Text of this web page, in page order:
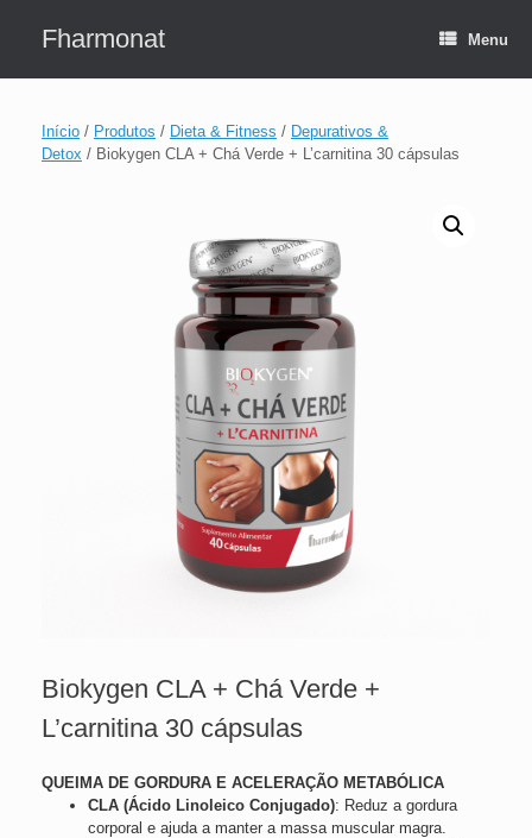
Fharmonat Menu
Início / Produtos / Dieta & Fitness / Depurativos &
Detox / Biokygen CLA + Chá Verde + L’carnitina 30 cápsulas
Biokygen CLA + Chá Verde +
L’carnitina 30 cápsulas
QUEIMA DE GORDURA E ACELERAÇÃO METABÓLICA
CLA (Ácido Linoleico Conjugado): Reduz a gordura
corporal e ajuda a manter a massa muscular magra.